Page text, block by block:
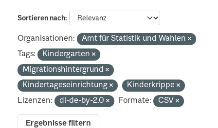
Sortieren nach
Organisationen:
Amt für Statistik und Wahlen
Tags:
Kindergarten
Migrationshintergrund
Kindertageseinrichtung
Kinderkrippe
Lizenzen:
dl-de-by-2.0 Formate: CSV
Ergebnisse filtern